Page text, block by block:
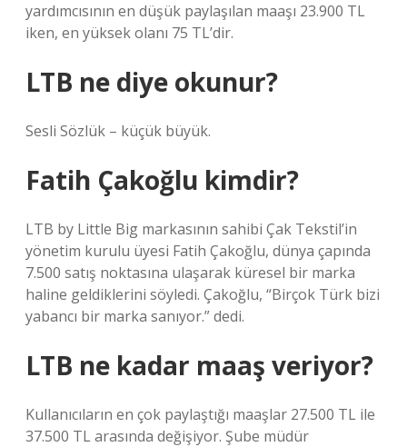
yardımcısının en düşük paylaşılan maaşı 23.900 TL
iken, en yüksek olanı 75 TL’dir.
LTB ne diye okunur?
Sesli Sözlük – küçük büyük.
Fatih Çakoğlu kimdir?
LTB by Little Big markasının sahibi Çak Tekstil’in
yönetim kurulu üyesi Fatih Çakoğlu, dünya çapında
7.500 satış noktasına ulaşarak küresel bir marka
haline geldiklerini söyledi. Çakoğlu, “Birçok Türk bizi
yabancı bir marka sanıyor.” dedi.
LTB ne kadar maaş veriyor?
Kullanıcıların en çok paylaştığı maaşlar 27.500 TL ile
37.500 TL arasında değişiyor. Şube müdür